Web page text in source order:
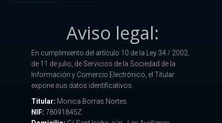
Aviso legal:
En cumplimiento del artículo 10 de la Ley 34 / 2002,
de 11 de julio, de Servicios de la Sociedad de la
Información y Comercio Electrónico, el Titular
expone sus datos identificativos.
Titular: Monica Borras Nortes.
NIF: 78091845Z.